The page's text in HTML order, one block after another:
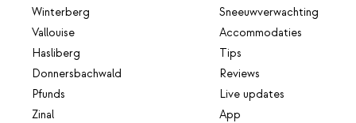
Winterberg
Vallouise
Hasliberg
Donnersbachwald
Pfunds
Zinal
Sneeuwverwachting
Accommodaties
Tips
Reviews
Live updates
App